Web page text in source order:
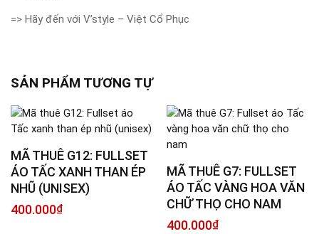
=> Hãy đến với V’style – Việt Cổ Phục
SẢN PHẨM TƯƠNG TỰ
MÃ THUÊ G12: FULLSET
ÁO TẤC XANH THAN ÉP
NHŨ (UNISEX)
400.000₫
MÃ THUÊ G7: FULLSET
ÁO TẤC VÀNG HOA VĂN
CHỮ THỌ CHO NAM
400.000₫